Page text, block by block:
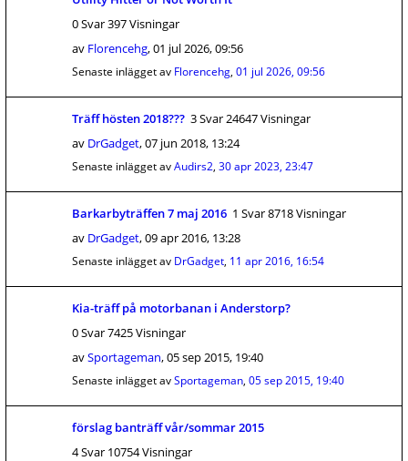
0 Svar 397 Visningar
av Florencehg,01 jul 2026, 09:56
Senaste inlägget av Florencehg, 01 jul 2026, 09:56
Träff hösten 2018??? 3 Svar 24647 Visningar
av DrGadget,07 jun 2018, 13:24
Senaste inlägget avAudirs2, 30 apr 2023, 23:47
Barkarbyträffen 7 maj 2016 1 Svar 8718 Visningar
av DrGadget,09 apr 2016, 13:28
Senaste inlägget av DrGadget, 11 apr 2016, 16:54
Kia-träff på motorbanan i Anderstorp?
0 Svar 7425 Visningar
avSportageman,05 sep 2015, 19:40
Senaste inlägget avSportageman, 05 sep 2015, 19:40
förslag banträff vår/sommar 2015
4 Svar 10754 Visningar